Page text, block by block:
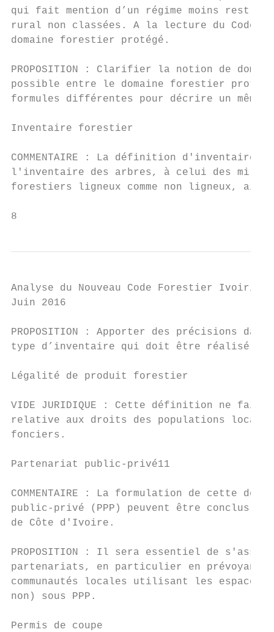
qui fait mention d’un régime moins
rural non classées. A la lecture du Code,
domaine forestier protégé.
PROPOSITION : Clarifier la notion de
possible entre le domaine forestier
formules différentes pour décrire un même
Inventaire forestier
COMMENTAIRE : La définition
l'inventaire des arbres, à celui des
forestiers ligneux comme non ligneux,
8
Analyse du Nouveau Code Forestier Ivoirien
Juin 2016
PROPOSITION : Apporter des précisions
type d’inventaire qui doit être réalisé.
Légalité de produit forestier
VIDE JURIDIQUE : Cette définition ne
relative aux droits des populations
fonciers.
Partenariat public-privé11
COMMENTAIRE : La formulation de cette
public-privé (PPP) peuvent être conclus
de Côte d'Ivoire.
PROPOSITION : Il sera essentiel de
partenariats, en particulier en prévoyant
communautés locales utilisant les
non) sous PPP.
Permis de coupe